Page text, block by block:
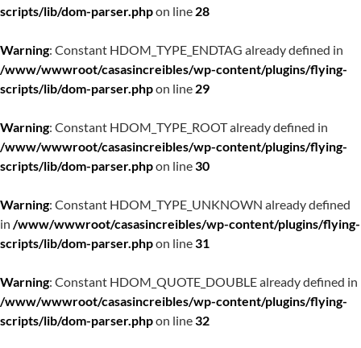
scripts/lib/dom-parser.phpon line 28
Warning: Constant HDOM_TYPE_ENDTAG already defined in
/www/wwwroot/casasincreibles/wp-content/plugins/flying-
scripts/lib/dom-parser.phpon line 29
Warning: Constant HDOM_TYPE_ROOT already defined in
/www/wwwroot/casasincreibles/wp-content/plugins/flying-
scripts/lib/dom-parser.phpon line30
Warning: Constant HDOM_TYPE_UNKNOWN already defined
in /www/wwwroot/casasincreibles/wp-content/plugins/flying-
scripts/lib/dom-parser.phpon line31
Warning: Constant HDOM_QUOTE_DOUBLE already defined in
/www/wwwroot/casasincreibles/wp-content/plugins/flying-
scripts/lib/dom-parser.phpon line32